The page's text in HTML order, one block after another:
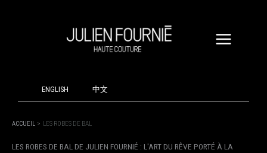
ENGLISH 中文
ACCUEIL LES ROBES DE BAL
LES ROBES DE BAL DE JULIEN FOURNIÉ : L'ART DU RÊVE PORTÉ À LA